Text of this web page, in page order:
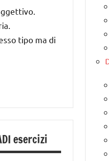
tipo ma di
esercizi